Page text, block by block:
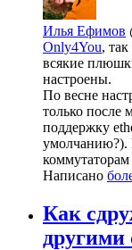
Илья Ефимов
Only4You,
всякие
настроены.
По весне
только после
поддержку
умолчанию?).
Написано
Как
другими